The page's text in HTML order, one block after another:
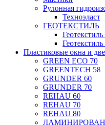
Рулонная
Техноэласт
ГЕОТЕКСТИЛЬ
Пластиковые окна и
GREEN ECO 70
GREENTECH 58
GRUNDER 60
GRUNDER 70
REHAU 60
REHAU 70
REHAU 80